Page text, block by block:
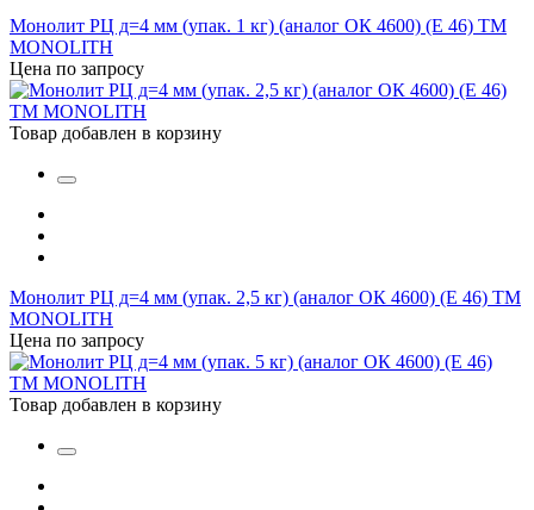
Монолит РЦ д=4 мм (упак. 1 кг) (аналог ОК 4600) (Е 46) ТМ
MONOLITH
Цена по запросу
Товар добавлен в корзину
Монолит РЦ д=4 мм (упак. 2,5 кг) (аналог ОК 4600) (Е 46) ТМ
MONOLITH
Цена по запросу
Товар добавлен в корзину